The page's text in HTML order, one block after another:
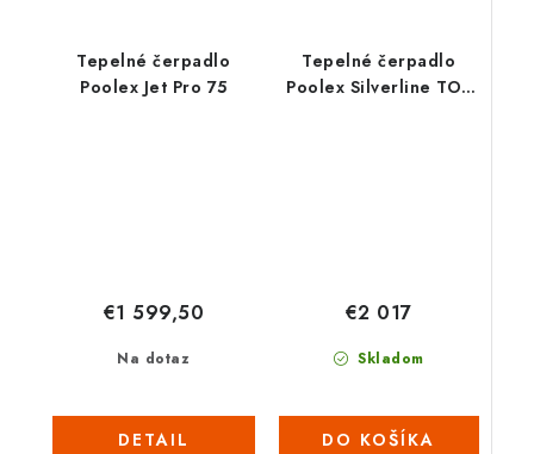
Tepelné čerpadlo
Poolex Jet Pro 75
Na dotaz
€1 599,50
DETAIL
Tepelné čerpadlo
Poolex Silverline TOP
Skladom
€2 017
DO KOŠÍKA